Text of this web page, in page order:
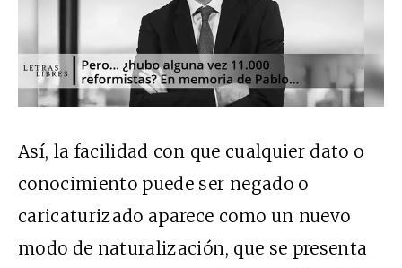
Así, la facilidad con que cualquier dato o
conocimiento puede ser negado o
caricaturizado aparece como un nuevo
modo de naturalización, que se presenta